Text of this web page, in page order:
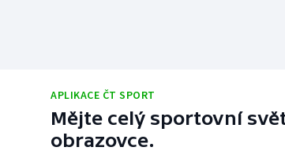
APLIKACE ČT SPORT
Mějte celý sportovní
obrazovce.